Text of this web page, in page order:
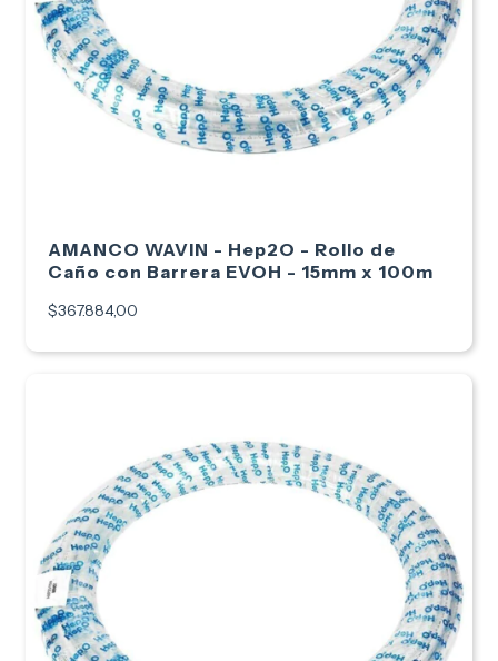
AMANCO WAVIN - Hep2O - Rollo de
Caño con Barrera EVOH - 15mm x 100m
$367.884,00